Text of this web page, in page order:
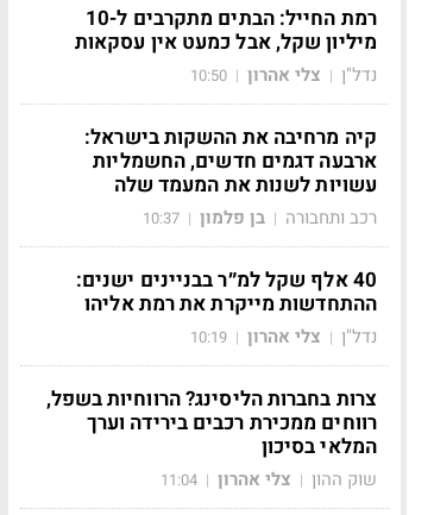
רמת החייל: הבתים מתקרבים ל-10
מיליון שקל, אבל כמעט אין עסקאות
נדל"ן | צלי אהרון |
10:50
קיה מרחיבה את ההשקות בישראל:
ארבעה דגמים חדשים, החשמליות
עשויות לשנות את המעמד שלה
רכב ותחבורה | בן פלמון |
10:37
40 אלף שקל למ״ר בבניינים ישנים:
ההתחדשות מייקרת את רמת אליהו
נדל"ן | צלי אהרון |
10:19
צרות בחברות הליסינג? הרווחיות בשפל,
רווחים ממכירת רכבים בירידה וערך
המלאי בסיכון
שוק ההון | צלי אהרון |
11:04